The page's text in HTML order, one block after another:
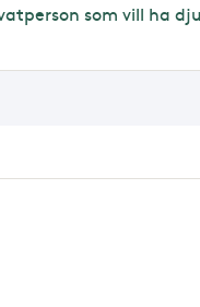
som vill ha